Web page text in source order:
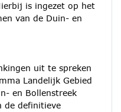
is ingezet op het
van de Duin- en
uit te spreken
Landelijk Gebied
en Bollenstreek
de definitieve